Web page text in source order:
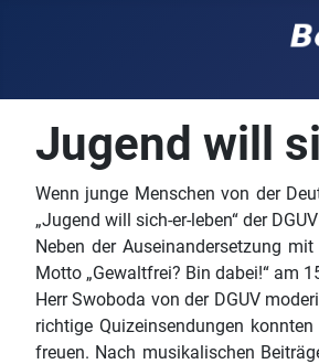
Jugend will
Wenn junge Menschen von der
„Jugend will sich-er-leben“ der
Neben der Auseinandersetzung
Motto „Gewaltfrei? Bin dabei!“ am
Herr Swoboda von der DGUV
richtige Quizeinsendungen
freuen. Nach musikalischen